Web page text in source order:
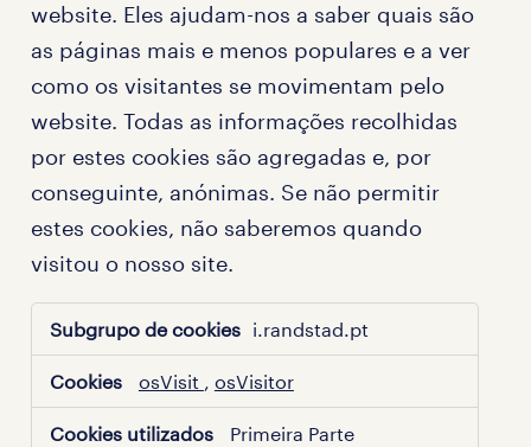
website. Eles ajudam-nos a saber quais são
as páginas mais e menos populares e a ver
como os visitantes se movimentam pelo
website. Todas as informações recolhidas
por estes cookies são agregadas e, por
conseguinte, anónimas. Se não permitir
estes cookies, não saberemos quando
visitou o nosso site.
Cookies
de
desempenho
i.randstad.pt
osVisit , osVisitor
Primeira Parte